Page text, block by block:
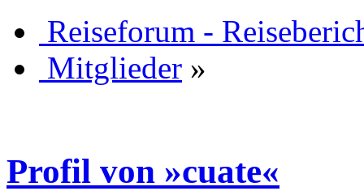
Reiseforum -
Mitglieder »
Profil von »cuate«